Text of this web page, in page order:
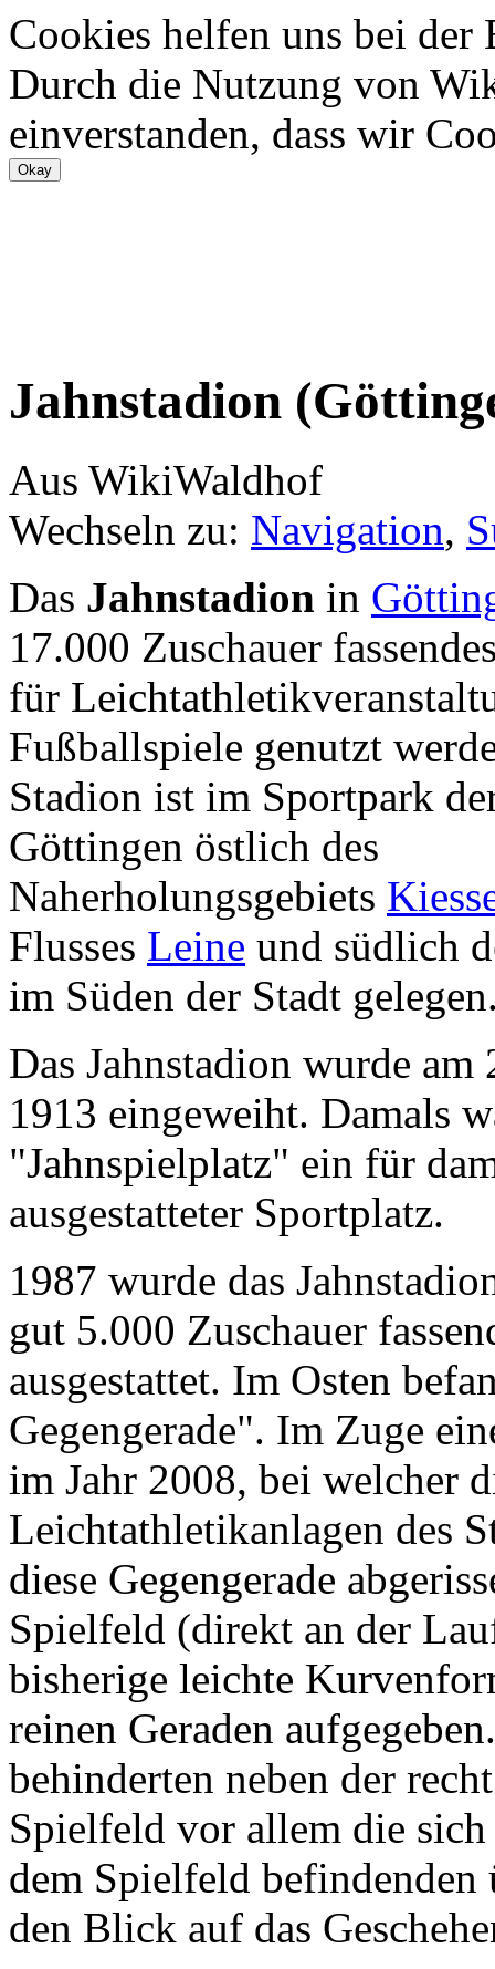
Cookies helfen uns bei
Durch die Nutzung von
einverstanden, dass wir
Jahnstadion
Aus WikiWaldhof
Wechseln zu: Navigation,
Das Jahnstadion in
17.000 Zuschauer
für
Fußballspiele genutzt
Stadion ist im Sportpark
Göttingen östlich des
Naherholungsgebiets
Flusses Leine und südlich
im Süden der Stadt
Das Jahnstadion wurde am
1913 eingeweiht. Damals
"Jahnspielplatz" ein für
ausgestatteter Sportplatz.
1987 wurde das
gut 5.000 Zuschauer
ausgestattet. Im Osten
Gegengerade". Im Zuge
im Jahr 2008, bei welcher
Leichtathletikanlagen des
diese Gegengerade
Spielfeld (direkt an der
bisherige leichte
reinen Geraden
behinderten neben der
Spielfeld vor allem die
dem Spielfeld befindenden
den Blick auf das